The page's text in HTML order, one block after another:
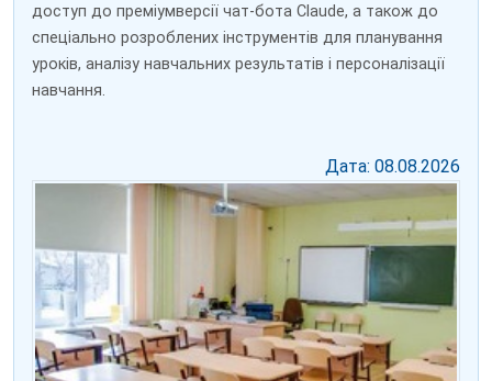
доступ до преміумверсії чат-бота Claude, а також до
спеціально розроблених інструментів для планування
уроків, аналізу навчальних результатів і персоналізації
навчання.
Дата: 08.08.2026